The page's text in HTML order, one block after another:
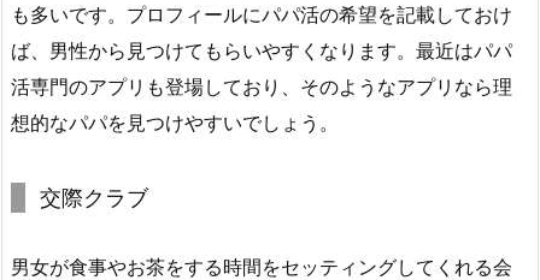
も多いです。プロフィールにパパ活の希望を記載しておけ
ば、男性から見つけてもらいやすくなります。最近はパパ
活専門のアプリも登場しており、そのようなアプリなら理
想的なパパを見つけやすいでしょう。
交際クラブ
男女が食事やお茶をする時間をセッティングしてくれる会